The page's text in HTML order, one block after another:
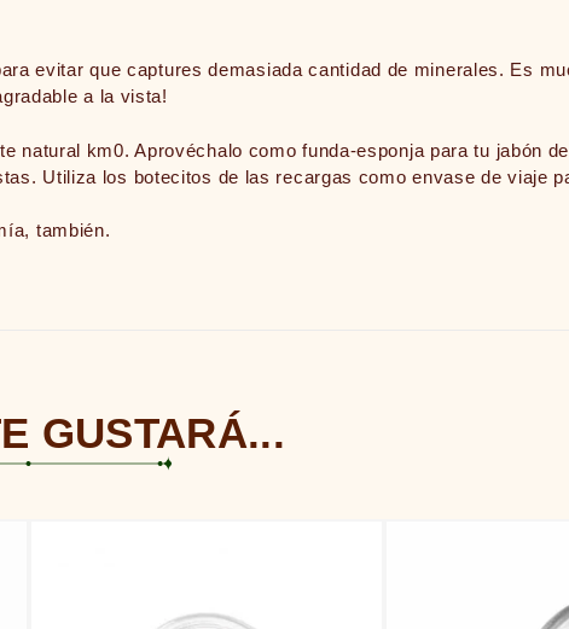
evitar que captures demasiada cantidad de minerales. Es
a la vista!
km0. Aprovéchalo como funda-esponja para tu jabón
Utiliza los botecitos de las recargas como envase de viaje
también.
GUSTARÁ...